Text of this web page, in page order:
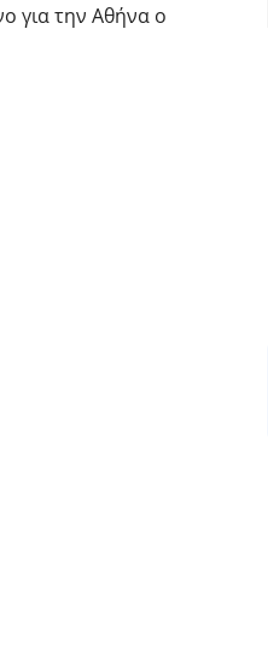
για την Αθήνα ο